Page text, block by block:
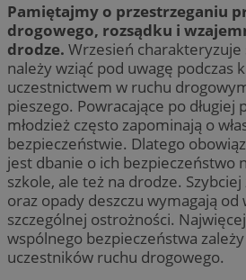
Pamiętajmy o przestrzeganiu
drogowego, rozsądku i
drodze. Wrzesień charakteryzuje
należy wziąć pod uwagę podczas
uczestnictwem w ruchu
pieszego. Powracające po długiej
młodzież często zapominają o
bezpieczeństwie. Dlatego
jest dbanie o ich bezpieczeństwo
szkole, ale też na drodze.
oraz opady deszczu wymagają od
szczególnej ostrożności.
wspólnego bezpieczeństwa
uczestników ruchu drogowego.